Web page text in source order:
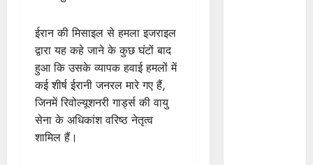
ईरान की मिसाइल से हमला इजराइल
द्वारा यह कहे जाने के कुछ घंटों बाद
हुआ कि उसके व्यापक हवाई हमलों में
कई शीर्ष ईरानी जनरल मारे गए हैं,
जिनमें रिवोल्यूशनरी गार्ड्स की वायु
सेना के अधिकांश वरिष्ठ नेतृत्व
शामिल हैं।